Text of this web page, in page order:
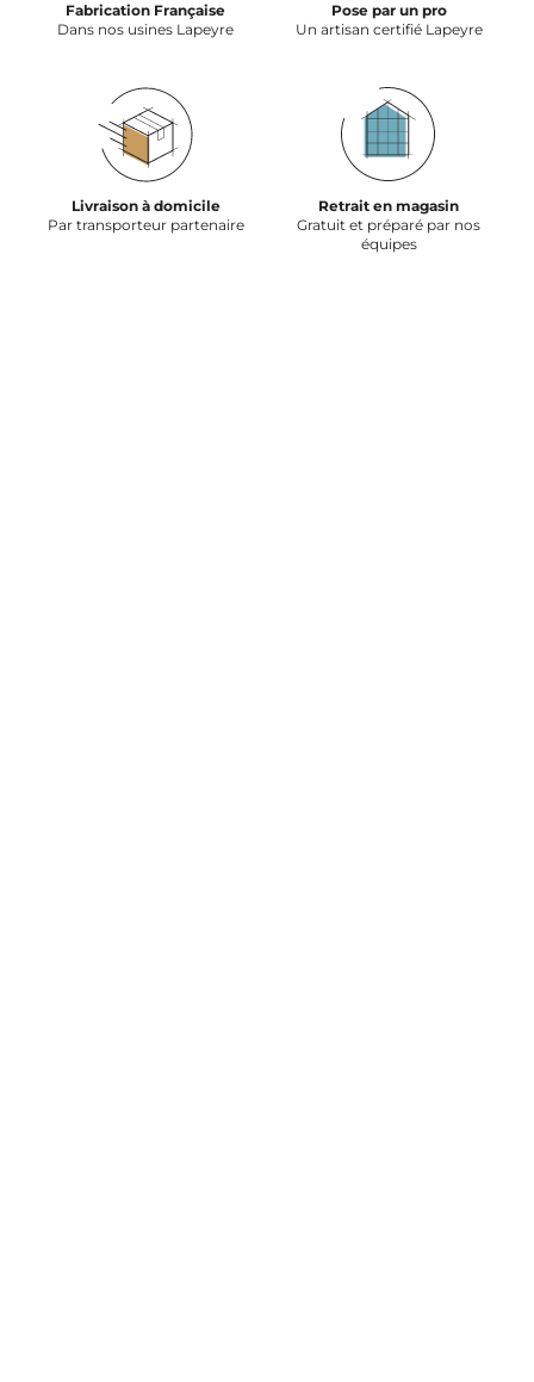
Fabrication Française
Dans nos usines Lapeyre
Pose par un pro
Un artisan certifié Lapeyre
Livraison à domicile
Par transporteur partenaire
Retrait en magasin
Gratuit et préparé par nos
équipes